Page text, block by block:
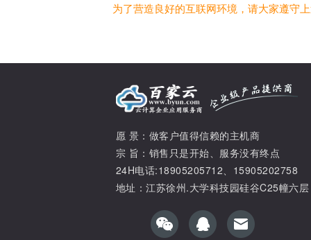
为了营造良好的互联网环境，请大家遵守
愿 景：做客户值得信赖的主机商
宗 旨：销售只是开始、服务没有终点
24H电话:18905205712、15905202758
地址：江苏徐州.大学科技园硅谷C25幢六层